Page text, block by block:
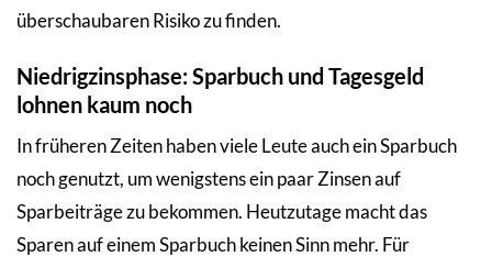
überschaubaren Risiko zu finden.
Niedrigzinsphase: Sparbuch und Tagesgeld
lohnen kaum noch
In früheren Zeiten haben viele Leute auch ein Sparbuch
noch genutzt, um wenigstens ein paar Zinsen auf
Sparbeiträge zu bekommen. Heutzutage macht das
Sparen auf einem Sparbuch keinen Sinn mehr. Für